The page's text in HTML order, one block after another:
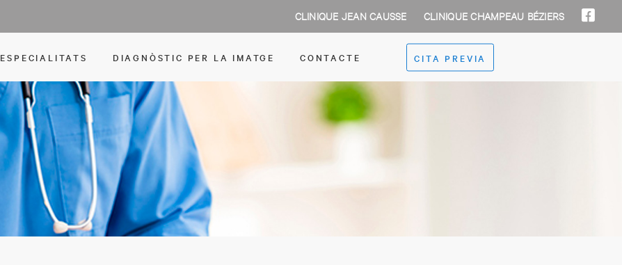
CLINIQUE JEAN CAUSSE CLINIQUE CHAMPEAU BÉZIERS
ESPECIALITATS DIAGNÒSTIC PER LA IMATGE CONTACTE CITA PREVIA